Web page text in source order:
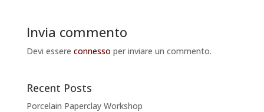
Invia commento
Devi essere connesso per inviare un commento.
Recent Posts
Porcelain Paperclay Workshop